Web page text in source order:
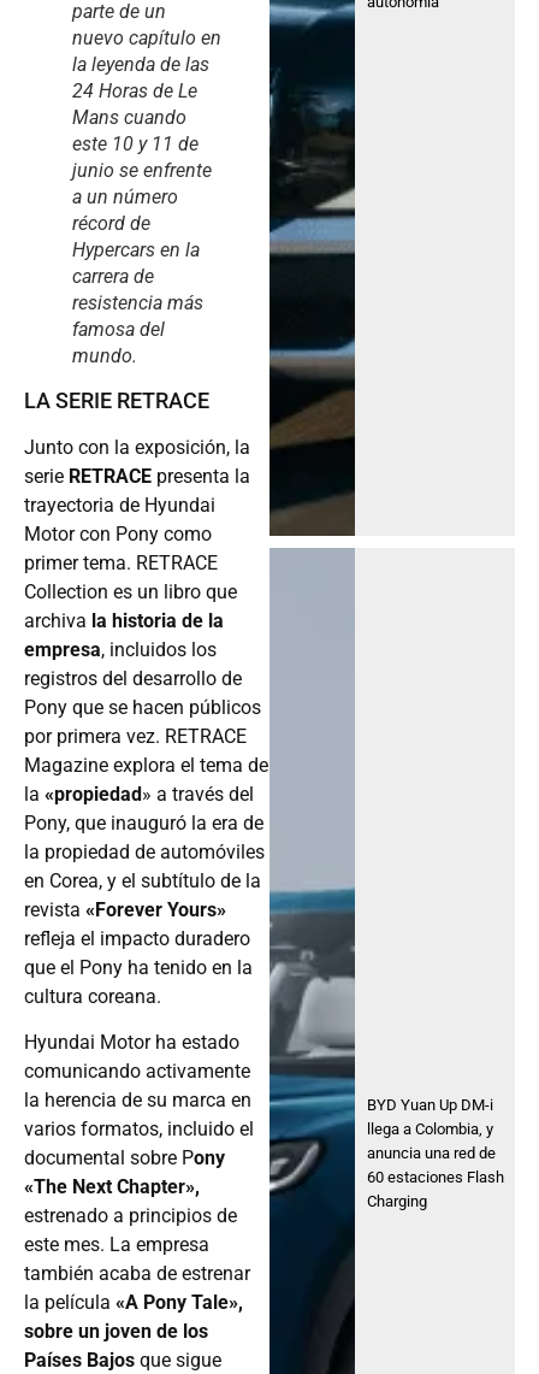
parte de un
nuevo capítulo en
la leyenda de las
24 Horas de Le
Mans cuando
este 10 y 11 de
junio se enfrente
a un número
récord de
Hypercars en la
carrera de
resistencia más
famosa del
mundo.
LA SERIE RETRACE
Junto con la exposición, la
serie RETRACE presenta la
trayectoria de Hyundai
Motor con Pony como
primer tema. RETRACE
Collection es un libro que
archiva la historia de la
empresa, incluidos los
registros del desarrollo de
Pony que se hacen públicos
por primera vez. RETRACE
Magazine explora el tema de
la «propiedad» a través del
Pony, que inauguró la era de
la propiedad de automóviles
en Corea, y el subtítulo de la
revista «Forever Yours»
refleja el impacto duradero
que el Pony ha tenido en la
cultura coreana.
Hyundai Motor ha estado
comunicando activamente
la herencia de su marca en
varios formatos, incluido el
documental sobre Pony
«The Next Chapter»,
estrenado a principios de
este mes. La empresa
también acaba de estrenar
la película «A Pony Tale»,
sobre un joven de los
Países Bajos que sigue
BYD Yuan Up DM-i
llega a Colombia, y
anuncia una red de
60 estaciones Flash
Charging